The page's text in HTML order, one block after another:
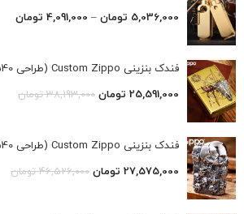
5,036,000 تومان –
4,091,000 تومان
فندک بنزینی Custom Zippo (طراحی 540 اسکلت بوفالو)
25,591,000 تومان 38,193,000 تومان
فندک بنزینی Custom Zippo (طراحی 540 درجه جمجمه)
27,575,000 تومان 46,526,000 تومان